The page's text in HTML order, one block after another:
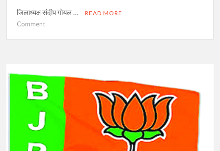
जिलाध्यक्ष संदीप गोयल …
READ MORE
Commenton
के
लिए
राजदुलारी
ने
विधायक